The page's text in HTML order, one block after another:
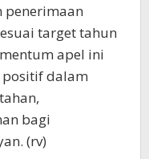
penerimaan
target tahun
apel ini
dalam
bagi
(rv)